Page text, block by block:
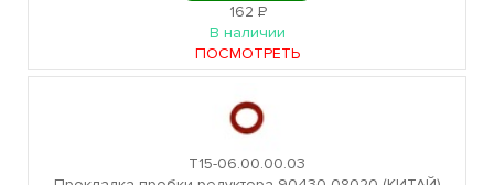
162Р
В наличии
ПОСМОТРЕТЬ
T15-06.00.00.03